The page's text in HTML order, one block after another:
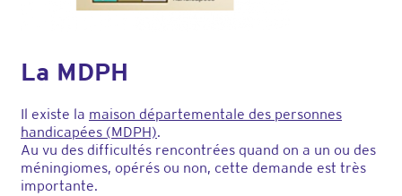
La MDPH
Il existe la maison départementale des personnes
handicapées (MDPH).
Au vu des difficultés rencontrées quand on a un ou des
méningiomes, opérés ou non, cette demande est très
importante.